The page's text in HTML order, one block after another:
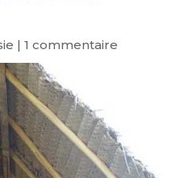
| 1 commentaire